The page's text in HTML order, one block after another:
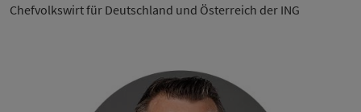
Chefvolkswirt für Deutschland und Österreich der ING